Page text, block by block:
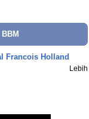
BBM
Francois Holland
Lebih